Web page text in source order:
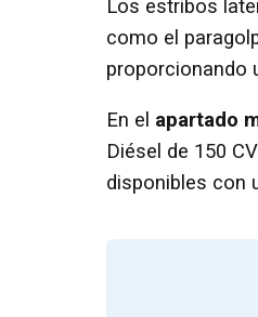
Los estribos
como el
proporcionando
En el apartado
Diésel de 150
disponibles con